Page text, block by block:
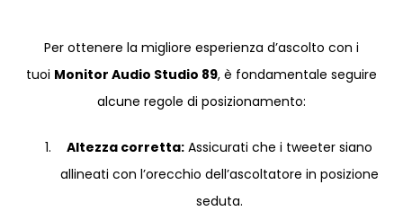
Per ottenere la migliore esperienza d’ascolto con i
tuoi Monitor Audio Studio 89, è fondamentale seguire
alcune regole di posizionamento:
Altezza corretta: Assicurati che i tweeter siano
allineati con l’orecchio dell’ascoltatore in posizione
seduta.